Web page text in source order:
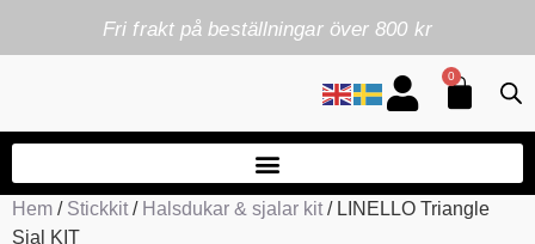
Fri frakt på beställningar över 800 kr
0
Hem / Stickkit / Halsdukar & sjalar kit / LINELLO Triangle
Sjal KIT